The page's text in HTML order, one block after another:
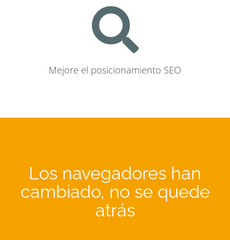
Mejore el posicionamiento SEO
Los navegadores han
cambiado, no se quede
atrás